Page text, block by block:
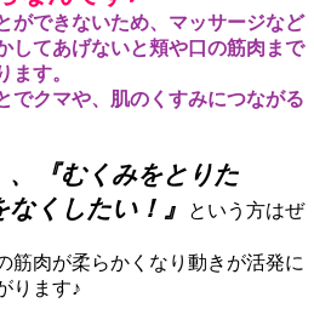
ができないため、マッサージなど
してあげないと頬や口の筋肉まで
ます。
でクマや、肌のくすみにつながる
、『むくみをとりた
くしたい！』
という方はぜ
筋肉が柔らかくなり動きが活発に
ります♪